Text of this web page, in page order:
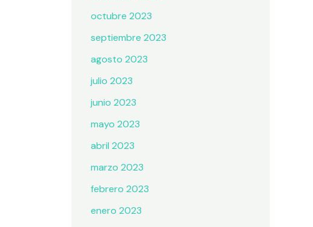
octubre 2023
septiembre 2023
agosto 2023
julio 2023
junio 2023
mayo 2023
abril 2023
marzo 2023
febrero 2023
enero 2023